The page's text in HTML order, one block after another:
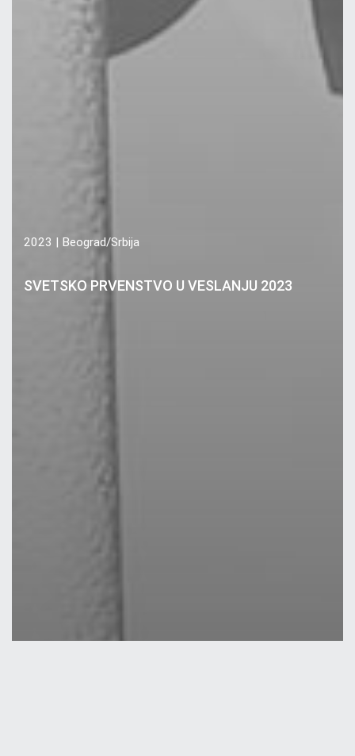
2023 | Beograd/Srbija
SVETSKO PRVENSTVO U VESLANJU 2023